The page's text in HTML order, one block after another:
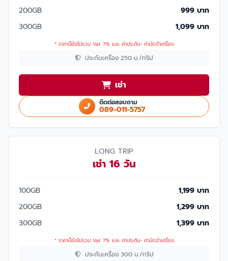
200GB
999 บาท
300GB
1,099 บาท
* ราคานี้ยังไม่รวม Vat 7% และ ค่าประกัน- ค่ามัดจำเครื่อง
ประกันเครื่อง 250 บ./ทริป
เช่า
ติดต่อสอบถาม
089-011-5757
LONG TRIP
เช่า 16 วัน
100GB
1,199 บาท
200GB
1,299 บาท
300GB
1,399 บาท
* ราคานี้ยังไม่รวม Vat 7% และ ค่าประกัน- ค่ามัดจำเครื่อง
ประกันเครื่อง 300 บ./ทริป